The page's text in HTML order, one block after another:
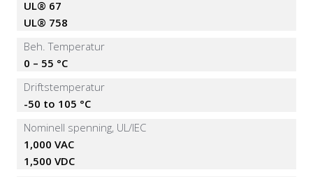
UL® 67
UL® 758
Beh. Temperatur
0 – 55 °C
Driftstemperatur
-50 to 105 °C
Nominell spenning, UL/IEC
1,000 VAC
1,500 VDC